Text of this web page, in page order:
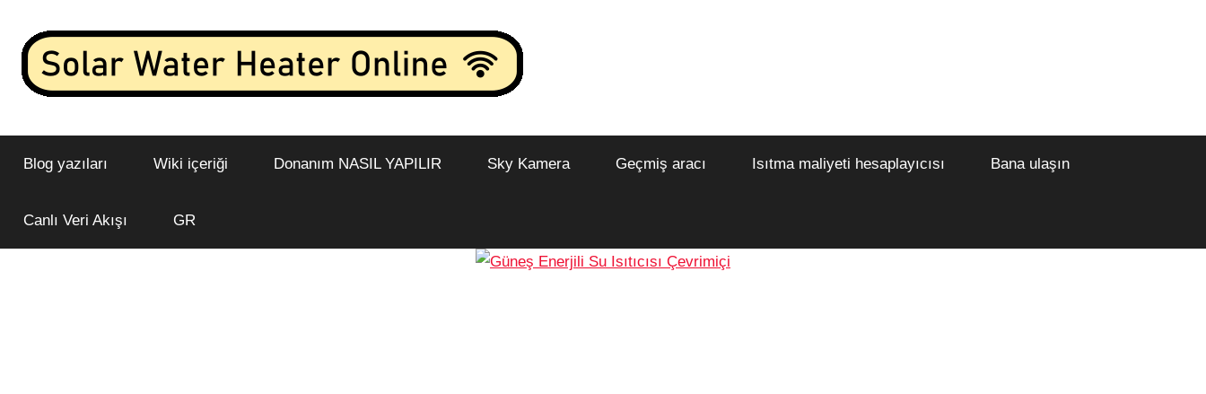
Güneş
Enerjili
Su
bağlı
bir
Blog yazıları Wiki içeriği Donanım NASIL YAPILIR Sky Kamera Geçmiş aracı Isıtma maliyeti hesaplayıcısı Bana ulaşın
Canlı Veri Akışı GR